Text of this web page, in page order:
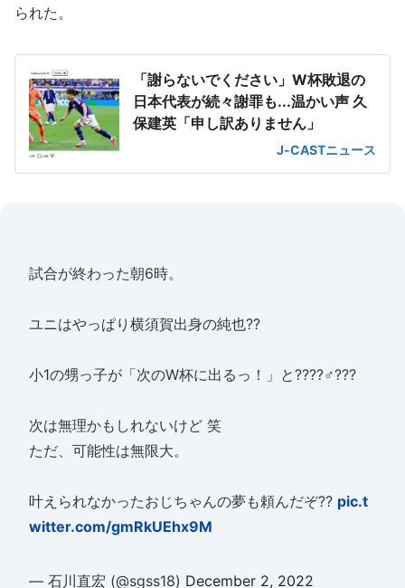
られた。
「謝らないでください」W杯敗退の
日本代表が続々謝罪も...温かい声 久
保建英「申し訳ありません」
J-CASTニュース
試合が終わった朝6時。
ユニはやっぱり横須賀出身の純也??
小1の甥っ子が「次のW杯に出るっ！」と????♂???
次は無理かもしれないけど 笑
ただ、可能性は無限大。
叶えられなかったおじちゃんの夢も頼んだぞ?? pic.t
witter.com/gmRkUEhx9M
— 石川直宏 (@sgss18) December 2, 2022